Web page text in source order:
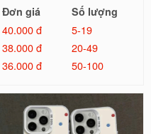
Đơn giá
Số lượng
40.000 đ
5-19
38.000 đ
20-49
36.000 đ
50-100